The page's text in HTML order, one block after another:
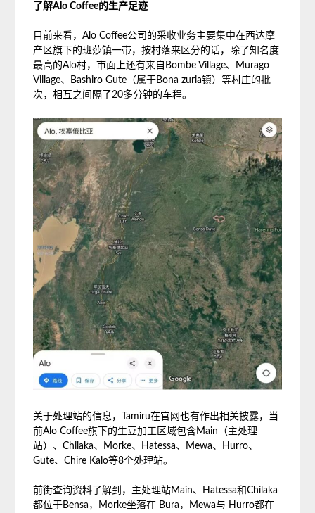
了解Alo Coffee的生产足迹
目前来看，Alo Coffee公司的采收业务主要集中在西达摩
产区旗下的班莎镇一带，按村落来区分的话，除了知名度
最高的Alo村，市面上还有来自Bombe Village、Murago
Village、Bashiro Gute（属于Bona zuria镇）等村庄的批
次，相互之间隔了20多分钟的车程。
关于处理站的信息，Tamiru在官网也有作出相关披露，当
前Alo Coffee旗下的生豆加工区域包含Main（主处理
站）、Chilaka、Morke、Hatessa、Mewa、Hurro、
Gute、Chire Kalo等8个处理站。
前街查询资料了解到，主处理站Main、Hatessa和Chilaka
都位于Bensa，Morke坐落在 Bura，Mewa与 Hurro都在